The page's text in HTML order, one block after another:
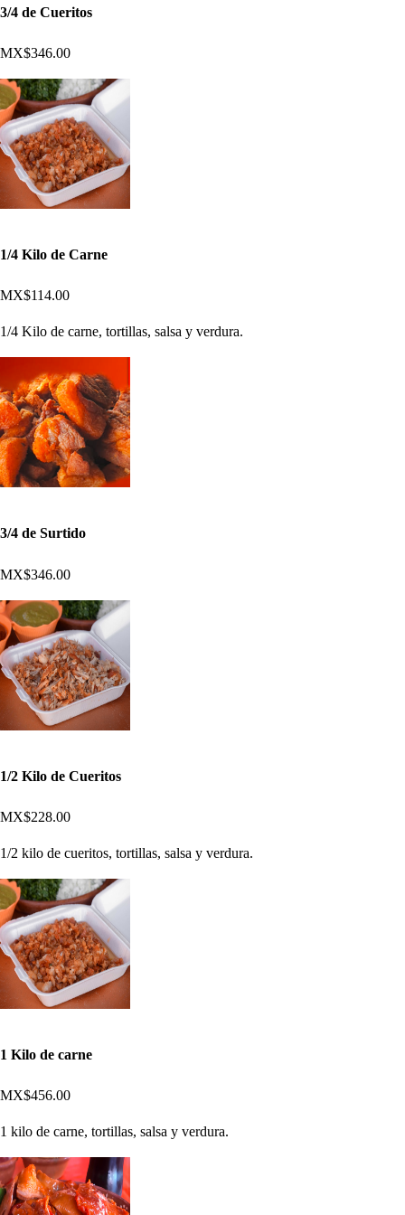
3/4 de Cueritos
MX$346.00
1/4 Kilo de Carne
MX$114.00
1/4 Kilo de carne, tortillas, salsa y verdura.
3/4 de Surtido
MX$346.00
1/2 Kilo de Cueritos
MX$228.00
1/2 kilo de cueritos, tortillas, salsa y verdura.
1 Kilo de carne
MX$456.00
1 kilo de carne, tortillas, salsa y verdura.